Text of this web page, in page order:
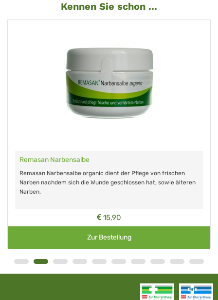
Kennen Sie schon ...
Remasan Narbensalbe
Remasan Narbensalbe organic dient der Pflege von frischen
Narben nachdem sich die Wunde geschlossen hat, sowie älteren
Narben.
15,90
Zur Bestellung